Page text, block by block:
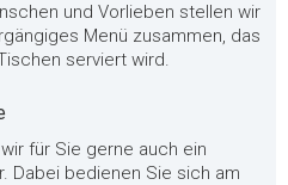
und Vorlieben stellen wir
Menü zusammen, das
serviert wird.
für Sie gerne auch ein
Dabei bedienen Sie sich am